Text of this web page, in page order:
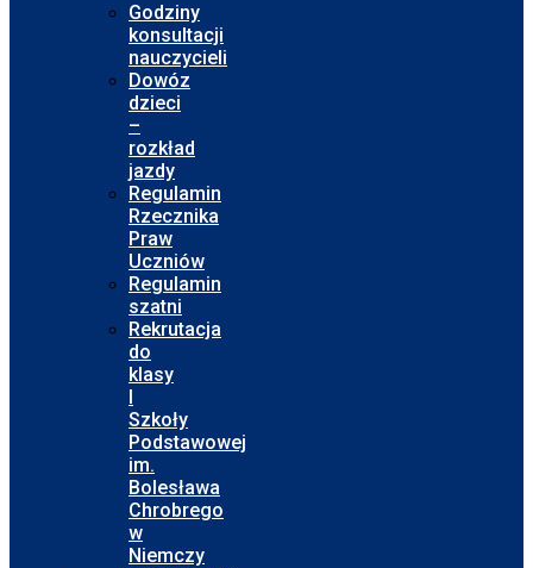
Godziny
konsultacji
nauczycieli
Dowóz
dzieci
–
rozkład
jazdy
Regulamin
Rzecznika
Praw
Uczniów
Regulamin
szatni
Rekrutacja
do
klasy
I
Szkoły
Podstawowej
im.
Bolesława
Chrobrego
w
Niemczy